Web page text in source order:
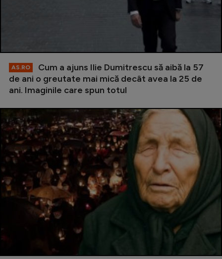
AS.RO
Cum a ajuns Ilie Dumitrescu să aibă la 57
de ani o greutate mai mică decât avea la 25 de
ani. Imaginile care spun totul